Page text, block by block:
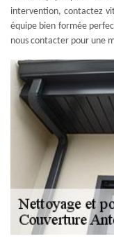
intervention, contactez
équipe bien formée
nous contacter pour une